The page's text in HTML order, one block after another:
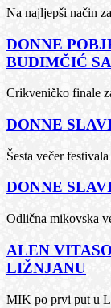
Na najljepši način
DONNE
BUDIMČIĆ
Crikveničko finale
DONNE
Šesta večer
DONNE
Odlična mikovska
ALEN
LIŽNJANU
MIK po prvi put u